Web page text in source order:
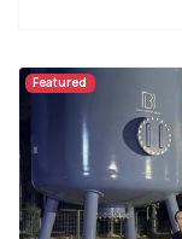
Featured